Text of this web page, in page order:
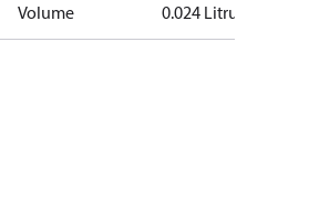
Volume 0.024 Litru